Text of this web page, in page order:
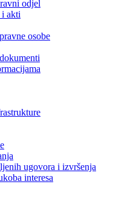
odjel
akti
osobe
ugovora i izvršenja
interesa